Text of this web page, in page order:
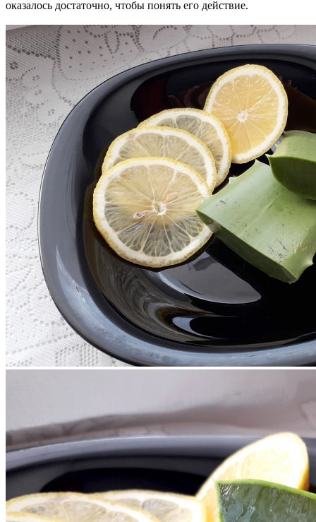
оказалось достаточно, чтобы понять его действие.